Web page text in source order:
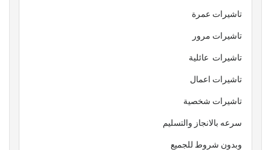
تاشيرات عمرة
تاشيرات مرور
تاشيرات عائلية
تاشيرات اعمال
تاشيرات شخصية
سرعه بالانجاز والتسليم
وبدون شروط للجميع